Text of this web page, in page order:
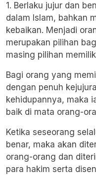
1. Berlaku jujur dan
dalam Islam, bahkan
kebaikan. Menjadi
merupakan pilihan
masing pilihan
Bagi orang yang
dengan penuh
kehidupannya, maka
baik di mata orang-
Ketika seseorang
benar, maka akan
orang-orang dan
para hakim serta